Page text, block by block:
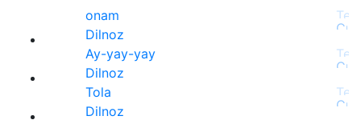
onam
Dilnoz
Ay-yay-yay
Dilnoz
Tola
Dilnoz